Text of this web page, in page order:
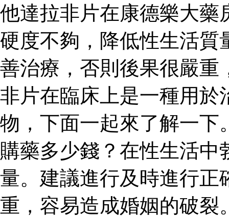
他達拉非片在康德樂大藥
硬度不夠，降低性生活質
善治療，否則後果很嚴重
非片在臨床上是一種用於
物，下面一起來了解一下
購藥多少錢？在性生活
量。建議進行及時進行正
重，容易造成婚姻的破裂